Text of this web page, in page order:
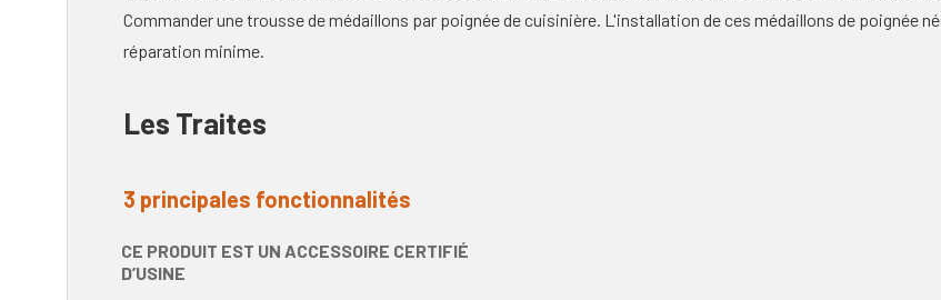
Commander une trousse de médaillons par poignée de cuisinière. L'installation de ces médaillons de poignée
réparation minime.
Les Traites
3 principales fonctionnalités
CE PRODUIT EST UN ACCESSOIRE CERTIFIÉ
D’USINE